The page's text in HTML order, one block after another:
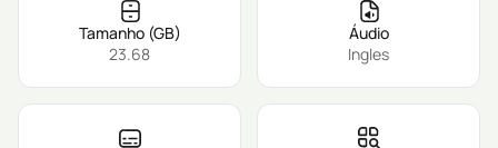
Tamanho (GB)
23.68
Áudio
Ingles